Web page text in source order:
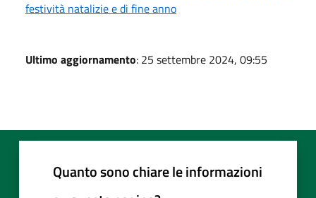
festività natalizie e di fine anno
Ultimo aggiornamento: 25 settembre 2024, 09:55
Quanto sono chiare le informazioni